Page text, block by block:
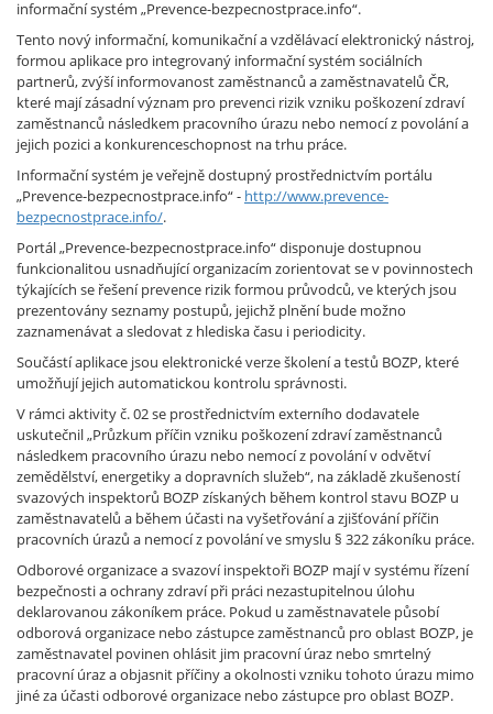
informační systém „Prevence-bezpecnostprace.info“.
Tento nový informační, komunikační a vzdělávací elektronický nástroj,
formou aplikace pro integrovaný informační systém sociálních
partnerů, zvýší informovanost zaměstnanců a zaměstnavatelů ČR,
které mají zásadní význam pro prevenci rizik vzniku poškození zdraví
zaměstnanců následkem pracovního úrazu nebo nemocí z povolání a
jejich pozici a konkurenceschopnost na trhu práce.
Informační systém je veřejně dostupný prostřednictvím portálu
„Prevence-bezpecnostprace.info“ - http://www.prevence-
bezpecnostprace.info/.
Portál „Prevence-bezpecnostprace.info“ disponuje dostupnou
funkcionalitou usnadňující organizacím zorientovat se v povinnostech
týkajících se řešení prevence rizik formou průvodců, ve kterých jsou
prezentovány seznamy postupů, jejichž plnění bude možno
zaznamenávat a sledovat z hlediska času i periodicity.
Součástí aplikace jsou elektronické verze školení a testů BOZP, které
umožňují jejich automatickou kontrolu správnosti.
V rámci aktivity č. 02 se prostřednictvím externího dodavatele
uskutečnil „Průzkum příčin vzniku poškození zdraví zaměstnanců
následkem pracovního úrazu nebo nemocí z povolání v odvětví
zemědělství, energetiky a dopravních služeb“, na základě zkušeností
svazových inspektorů BOZP získaných během kontrol stavu BOZP u
zaměstnavatelů a během účasti na vyšetřování a zjišťování příčin
pracovních úrazů a nemocí z povolání ve smyslu § 322 zákoníku práce.
Odborové organizace a svazoví inspektoři BOZP mají v systému řízení
bezpečnosti a ochrany zdraví při práci nezastupitelnou úlohu
deklarovanou zákoníkem práce. Pokud u zaměstnavatele působí
odborová organizace nebo zástupce zaměstnanců pro oblast BOZP, je
zaměstnavatel povinen ohlásit jim pracovní úraz nebo smrtelný
pracovní úraz a objasnit příčiny a okolnosti vzniku tohoto úrazu mimo
jiné za účasti odborové organizace nebo zástupce pro oblast BOZP.